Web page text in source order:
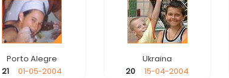
Porto Alegre
21
01-05-2004
Ukraina
20
15-04-2004